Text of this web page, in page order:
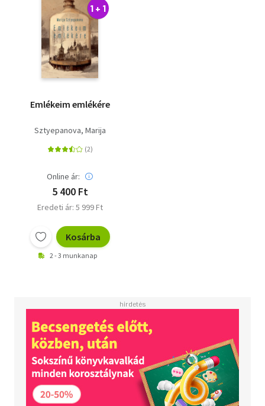
1 + 1
Emlékeim emlékére
Sztyepanova, Marija
Online ár:
5 400 Ft
Eredeti ár: 5 999 Ft
Kosárba
2 - 3 munkanap